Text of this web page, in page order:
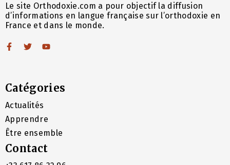
Le site Orthodoxie.com a pour objectif la diffusion
d’informations en langue française sur l’orthodoxie en
France et dans le monde.
Catégories
Actualités
Apprendre
Être ensemble
Contact